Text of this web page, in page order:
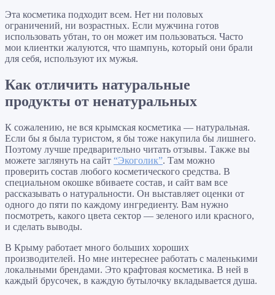
Эта косметика подходит всем. Нет ни половых
ограничений, ни возрастных. Если мужчина готов
использовать убтан, то он может им пользоваться. Часто
мои клиентки жалуются, что шампунь, который они брали
для себя, используют их мужья.
Как отличить натуральные
продукты от ненатуральных
К сожалению, не вся крымская косметика — натуральная.
Если бы я была туристом, я бы тоже накупила бы лишнего.
Поэтому лучше предварительно читать отзывы. Также вы
можете заглянуть на сайт “Экоголик”. Там можно
проверить состав любого косметического средства. В
специальном окошке вбиваете состав, и сайт вам все
рассказывать о натуральности. Он выставляет оценки от
одного до пяти по каждому ингредиенту. Вам нужно
посмотреть, какого цвета сектор — зеленого или красного,
и сделать выводы.
В Крыму работает много больших хороших
производителей. Но мне интереснее работать с маленькими
локальными брендами. Это крафтовая косметика. В ней в
каждый брусочек, в каждую бутылочку вкладывается душа.